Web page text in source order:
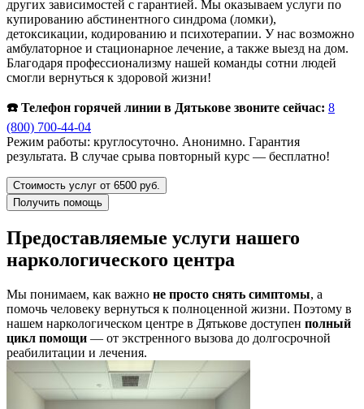
других зависимостей с гарантией. Мы оказываем услуги по
купированию абстинентного синдрома (ломки),
детоксикации, кодированию и психотерапии. У нас возможно
амбулаторное и стационарное лечение, а также выезд на дом.
Благодаря профессионализму нашей команды сотни людей
смогли вернуться к здоровой жизни!
☎️ Телефон горячей линии в Дятькове звоните сейчас: 8
(800) 700-44-04
Режим работы: круглосуточно. Анонимно. Гарантия
результата. В случае срыва повторный курс — бесплатно!
Стоимость услуг от 6500 руб.
Получить помощь
Предоставляемые услуги нашего
наркологического центра
Мы понимаем, как важно не просто снять симптомы, а
помочь человеку вернуться к полноценной жизни. Поэтому в
нашем наркологическом центре в Дятькове доступен полный
цикл помощи — от экстренного вызова до долгосрочной
реабилитации и лечения.